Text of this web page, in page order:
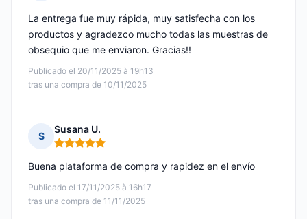
Publicado el 20/11/2025 à 19h13
tras una compra de 10/11/2025
La entrega fue muy rápida, muy satisfecha con los
productos y agradezco mucho todas las muestras de
obsequio que me enviaron. Gracias!!
S
Susana U.
Nota: 5 de 5
Publicado el 17/11/2025 à 16h17
tras una compra de 11/11/2025
Buena plataforma de compra y rapidez en el envío